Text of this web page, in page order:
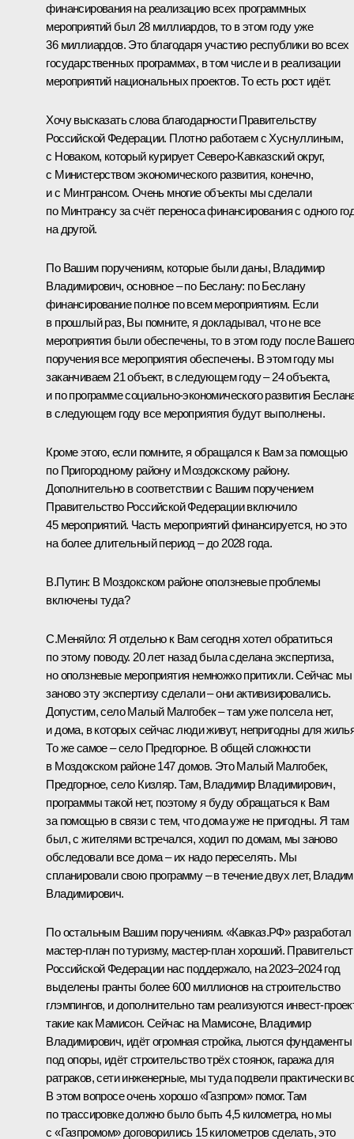
финансирования на реализацию всех программных
мероприятий был 28 миллиардов, то в этом году уже
36 миллиардов. Это благодаря участию республики во всех
государственных программах, в том числе и в реализации
мероприятий национальных проектов. То есть рост идёт.
Хочу высказать слова благодарности Правительству
Российской Федерации. Плотно работаем с Хуснуллиным,
с Новаком, который курирует Северо-Кавказский округ,
с Министерством экономического развития, конечно,
и с Минтрансом. Очень многие объекты мы сделали
по Минтрансу за счёт переноса финансирования с одного
на другой.
По Вашим поручениям, которые были даны, Владимир
Владимирович, основное – по Беслану: по Беслану
финансирование полное по всем мероприятиям. Если
в прошлый раз, Вы помните, я докладывал, что не все
мероприятия были обеспечены, то в этом году после Вашего
поручения все мероприятия обеспечены. В этом году мы
заканчиваем 21 объект, в следующем году – 24 объекта,
и по программе социально-экономического развития
в следующем году все мероприятия будут выполнены.
Кроме этого, если помните, я обращался к Вам за помощью
по Пригородному району и Моздокскому району.
Дополнительно в соответствии с Вашим поручением
Правительство Российской Федерации включило
45 мероприятий. Часть мероприятий финансируется, но это
на более длительный период – до 2028 года.
В.Путин: В Моздокском районе оползневые проблемы
включены туда?
С.Меняйло: Я отдельно к Вам сегодня хотел обратиться
по этому поводу. 20 лет назад была сделана экспертиза,
но оползневые мероприятия немножко притихли. Сейчас мы
заново эту экспертизу сделали – они активизировались.
Допустим, село Малый Малгобек – там уже полсела нет,
и дома, в которых сейчас люди живут, непригодны для
То же самое – село Предгорное. В общей сложности
в Моздокском районе 147 домов. Это Малый Малгобек,
Предгорное, село Кизляр. Там, Владимир Владимирович,
программы такой нет, поэтому я буду обращаться к Вам
за помощью в связи с тем, что дома уже не пригодны. Я там
был, с жителями встречался, ходил по домам, мы заново
обследовали все дома – их надо переселять. Мы
спланировали свою программу – в течение двух лет,
Владимирович.
По остальным Вашим поручениям. «Кавказ.РФ» разработал
мастер-план по туризму, мастер-план хороший.
Российской Федерации нас поддержало, на 2023–2024 год
выделены гранты более 600 миллионов на строительство
глэмпингов, и дополнительно там реализуются инвест-
такие как Мамисон. Сейчас на Мамисоне, Владимир
Владимирович, идёт огромная стройка, льются фундаменты
под опоры, идёт строительство трёх стоянок, гаража для
ратраков, сети инженерные, мы туда подвели практически
В этом вопросе очень хорошо «Газпром» помог. Там
по трассировке должно было быть 4,5 километра, но мы
с «Газпромом» договорились 15 километров сделать, это